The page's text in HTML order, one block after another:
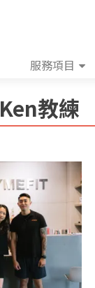
服務項目
Ken教練